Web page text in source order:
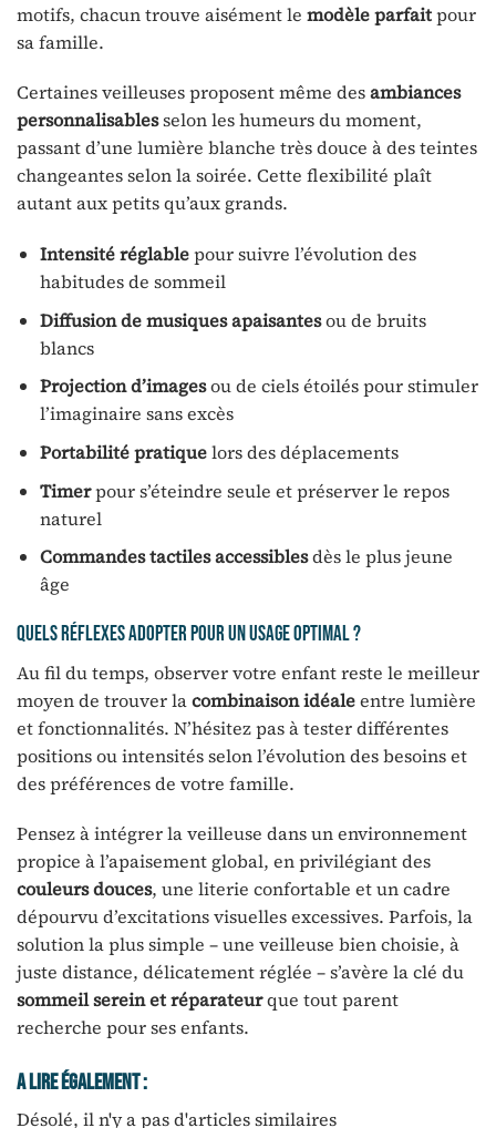
motifs, chacun trouve aisément le modèle parfaitpour
sa famille.
Certaines veilleuses proposent même desambiances
personnalisablesselon les humeurs du moment,
passant d’une lumière blanche très douce à des teintes
changeantes selon la soirée. Cette flexibilité plaît
autant aux petits qu’aux grands.
Intensité réglablepour suivre l’évolution des
habitudes de sommeil
Diffusion de musiques apaisantesou de bruits
blancs
Projection d’imagesou de ciels étoilés pour stimuler
l’imaginaire sans excès
Portabilité pratiquelors des déplacements
Timerpour s’éteindre seule et préserver le repos
naturel
Commandes tactiles accessiblesdès le plus jeune
âge
Quels réflexes adopter pour un usage optimal ?
Au fil du temps, observer votre enfant reste le meilleur
moyen de trouver lacombinaison idéaleentre lumière
et fonctionnalités. N’hésitez pas à tester différentes
positions ou intensités selon l’évolution des besoins et
des préférences de votre famille.
Pensez à intégrer la veilleuse dans un environnement
propice à l’apaisement global, en privilégiant des
couleurs douces, une literie confortable et un cadre
dépourvu d’excitations visuelles excessives. Parfois, la
solution la plus simple – une veilleuse bien choisie, à
juste distance, délicatement réglée – s’avère la clé du
sommeil serein et réparateurque tout parent
recherche pour ses enfants.
A Lire Également :
Désolé, il n'y a pas d'articles similaires